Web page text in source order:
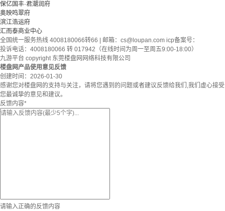
保亿国丰·君潮润府
奥映鸣翠府
滨江浩运府
汇而泰商业中心
全国统一服务热线 4008180066转66 | 邮箱： cs@loupan.com icp备案号：
投诉电话：4008180066 转 017942（在线时间为周一至周五9:00-18:00）
九游平台 copyright 东莞楼盘网网络科技有限公司
楼盘网产品使用意见反馈
创建时间： 2026-01-30
感谢您对楼盘网的支持与关注，请将您遇到的问题或者建议反馈给我们,我们虚心接受
您最诚挚的意见和建议。
反馈内容*
请输入正确的反馈内容